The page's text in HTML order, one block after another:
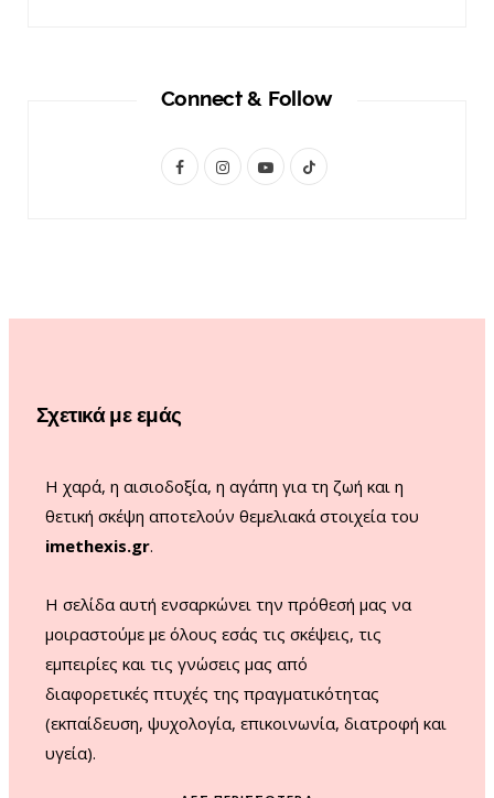
Connect & Follow
F
b
I
a
Y
u
T
o
Σχετικά με εμάς
Η χαρά, η αισιοδοξία, η αγάπη για τη ζωή και η
θετική σκέψη αποτελούν θεμελιακά στοιχεία του
imethexis.gr.
H σελίδα αυτή ενσαρκώνει την πρόθεσή μας να
μοιραστούμε με όλους εσάς τις σκέψεις, τις
εμπειρίες και τις γνώσεις μας από
διαφορετικές πτυχές της πραγματικότητας
(εκπαίδευση, ψυχολογία, επικοινωνία, διατροφή και
υγεία).